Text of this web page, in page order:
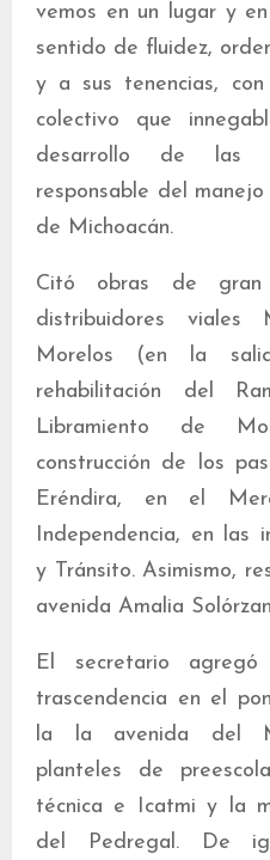
vemos en un lugar y
sentido de fluidez,
y a sus tenencias,
colectivo que
desarrollo de las
responsable del
de Michoacán.
Citó obras de gran
distribuidores
Morelos (en la
rehabilitación del
Libramiento de
construcción de los
Eréndira, en el
Independencia, en las
y Tránsito. Asimismo,
avenida Amalia
El secretario
trascendencia en el
la la avenida del
planteles de
técnica e Icatmi y la
del Pedregal. De